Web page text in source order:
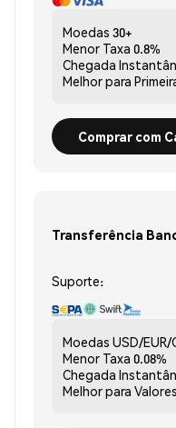
Moedas 30+
Menor Taxa 0.8%
Chegada
Melhor para
Comprar com
Transferência
Suporte:
Moedas USD/EUR/
Menor Taxa 0.08%
Chegada
Melhor para